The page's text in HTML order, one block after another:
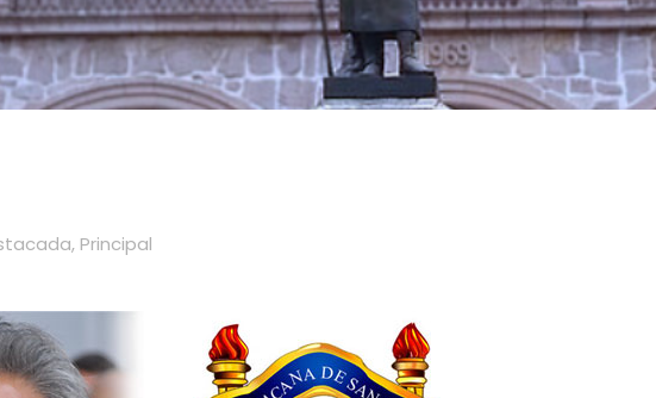
, Principal